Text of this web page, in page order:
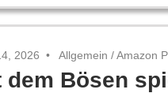
2026 Allgemein /Amazon
dem Bösen